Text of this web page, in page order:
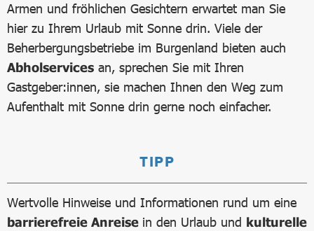
Armen und fröhlichen Gesichtern erwartet man Sie
hier zu Ihrem Urlaub mit Sonne drin. Viele der
Beherbergungsbetriebe im Burgenland bieten auch
Abholservices an, sprechen Sie mit Ihren
Gastgeber:innen, sie machen Ihnen den Weg zum
Aufenthalt mit Sonne drin gerne noch einfacher.
TIPP
Wertvolle Hinweise und Informationen rund um eine
barrierefreie Anreise in den Urlaub und kulturelle